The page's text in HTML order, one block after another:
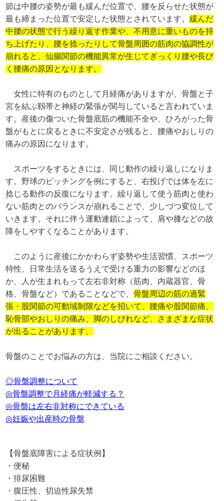
節は中腰の姿勢が最も緩んだ位置で、腰を反らせた状態が
最も締まった位置で安定した状態とされています。緩んだ
中腰の状態で行う繰り返す作業や、不用意に重いものを持
ち上げたり、腰を捻ったりして骨盤周囲の筋肉の協調性が
崩れると、仙腸関節の機能異常が生じてぎっくり腰や長び
く腰痛の原因となります。
女性に特有のものとして月経痛がありますが、骨盤と子
宮を結ぶ靱帯と神経の緊張が関与していると言われていま
す。産後の傷ついた骨盤底筋の機能不全や、ひろがった骨
盤がもとに戻るときに不安定さが残ると、腰痛やおしりの
痛みの原因になります。
スポーツをするときには、同じ動作の繰り返しになりま
す。野球のピッチングを例にすると、右投げでは体を左に
捻じる動作の反復になります。繰り返して使う筋肉と使わ
ない筋肉とのバランスが崩れることで、少しづつ変位して
いきます。それに伴う運動連鎖によって、肩や膝などの故
障をしやすくなることがあります。
このように産後にかかわらず姿勢や生活習慣、スポーツ
特性、日常生活を送るうえで受ける重力の影響などのほ
か、人が生まれもって左右非対称（筋肉、内蔵器官、骨
格、骨盤など）であることなどで、骨盤周辺の筋の過緊
張・股関節の可動域制限などを招いて、腰痛や股関節痛、
恥骨部やおしりの痛み、脚のしびれなど、さまざまな症状
が出ることがあります。
骨盤のことでお悩みの方は、当院にご相談ください。
◎骨盤調整について
◎骨盤調整で月経痛が軽減する？
◎骨盤は左右非対称にできている
◎妊娠や出産時の骨盤
【骨盤底障害による症状例】
・便秘
・排尿困難
・腹圧性、切迫性尿失禁